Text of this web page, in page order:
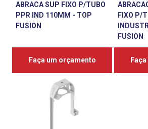
ABRACA SUP FIXO P/TUBO
PPR IND 110MM - TOP
FUSION
Faça um orçamento
FIXO P/
FUSION